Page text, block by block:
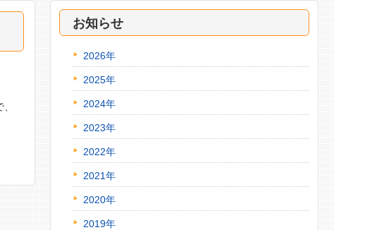
お知らせ
2026年
2025年
2024年
2023年
2022年
2021年
2020年
2019年